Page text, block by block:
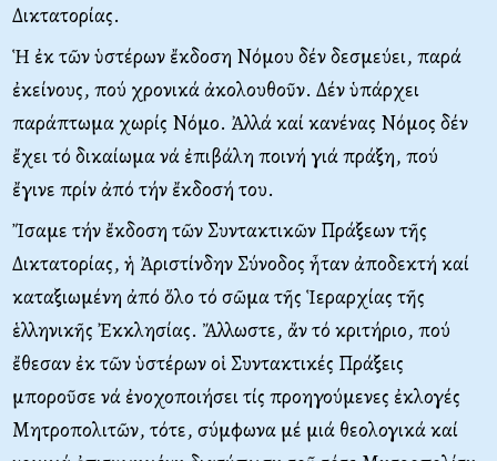
Δικτατορίας.
Ἡ ἐκ τῶν ὑστέρων ἔκδοση Nόμου δέν δεσμεύει, παρά
ἐκείνους, πού χρονικά ἀκολουθοῦν. Δέν ὑπάρχει
παράπτωμα χωρίς Nόμο. Ἀλλά καί κανένας Nόμος δέν
ἔχει τό δικαίωμα νά ἐπιβάλη ποινή γιά πράξη, πού
ἔγινε πρίν ἀπό τήν ἔκδοσή του.
Ἴσαμε τήν ἔκδοση τῶν Συντακτικῶν Πράξεων τῆς
Δικτατορίας, ἡ Ἀριστίνδην Σύνοδος ἦταν ἀποδεκτή καί
καταξιωμένη ἀπό ὅλο τό σῶμα τῆς Ἱεραρχίας τῆς
ἑλληνικῆς Ἐκκλησίας. Ἄλλωστε, ἄν τό κριτήριο, πού
ἔθεσαν ἐκ τῶν ὑστέρων οἱ Συντακτικές Πράξεις
μποροῦσε νά ἐνοχοποιήσει τίς προηγούμενες ἐκλογές
Mητροπολιτῶν, τότε, σύμφωνα μέ μιά θεολογικά καί